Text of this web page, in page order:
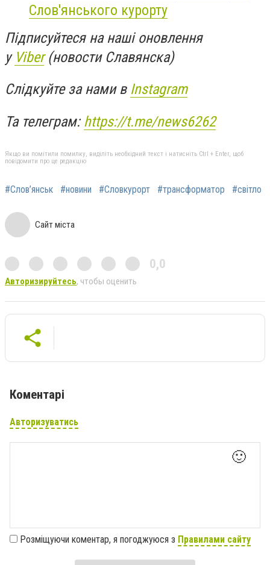
Слов'янського курорту
Підписуйтеся на наші оновлення
у Viber(новости Славянска)
Слідкуйте за нами в Instagram
Та телеграм:https://t.me/news6262
Якщо ви помітили помилку, виділіть необхідний текст і натисніть Ctrl + Enter, щоб
повідомити про це редакцію
#Слов’янськ #новини #Словкурорт #трансформатор #світло
Сайт міста
0,0
Авторизируйтесь, чтобы оценить
Коментарі
Авторизуватись
🙂
Розміщуючи коментар, я погоджуюся з Правилами сайту